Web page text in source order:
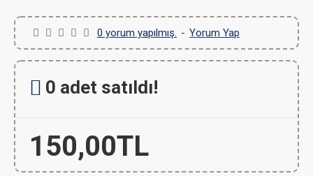
0 yorum yapılmış. - Yorum Yap
150,00TL
0 adet satıldı!